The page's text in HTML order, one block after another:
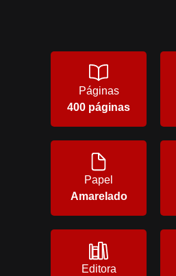
Páginas
400 páginas
Papel
Amarelado
Editora